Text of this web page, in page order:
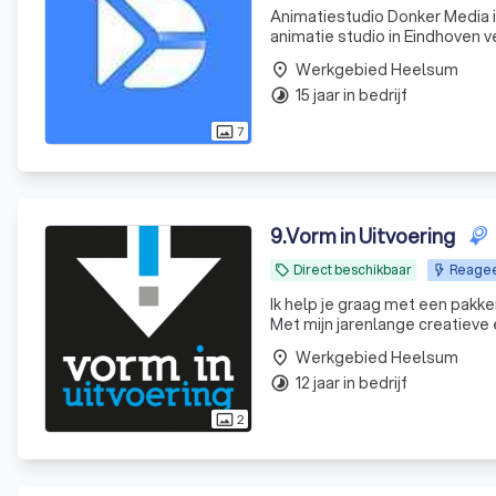
photo_size_select_actual7
Animatiestudio Donker
animatie studio in Eindhoven
overbrengen. Dat doen we
opdrachtgever
place Werkgebied Heelsum
timelapse 15 jaar in bedrijf
photo_size_select_actual2
9.Vorm in Uitvoering
local_offer Direct beschikbaar
Ik help je graag met een
Met mijn jarenlange creatieve
place Werkgebied Heelsum
timelapse 12 jaar in bedrijf